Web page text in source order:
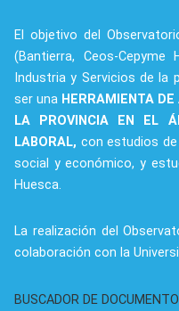
El objetivo del
(Bantierra, Ceos-
Industria y Servicios de la
ser una HERRAMIENTA
LA PROVINCIA EN EL
LABORAL, con estudios
social y económico, y
Huesca.
La realización del
colaboración con la
BUSCADOR DE